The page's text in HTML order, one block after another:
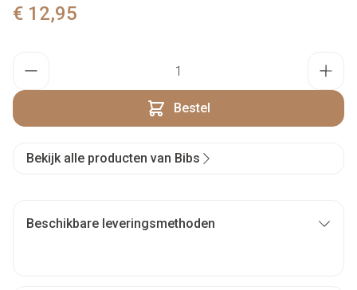
€ 12,95
Bestel
Bekijk alle producten van Bibs
Beschikbare leveringsmethoden